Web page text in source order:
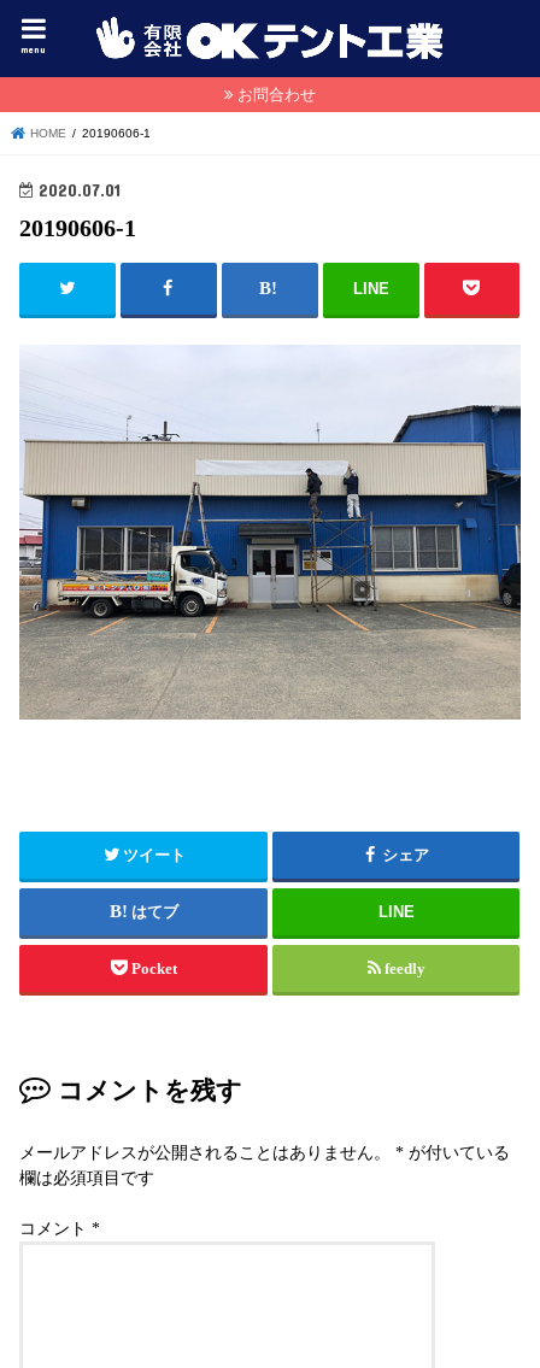
menu
お問合わせ
HOME 20190606-1
2020.07.01
20190606-1
LINE
ツイート シェア
はてブ LINE
Pocket feedly
コメントを残す
メールアドレスが公開されることはありません。 * が付いている
欄は必須項目です
コメント*